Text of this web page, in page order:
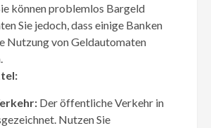
können problemlos Bargeld
Sie jedoch, dass einige Banken
Nutzung von Geldautomaten
Der öffentliche Verkehr in
Nutzen Sie